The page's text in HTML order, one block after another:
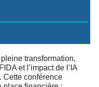
transformation,
et l’impact de l’IA
Cette conférence